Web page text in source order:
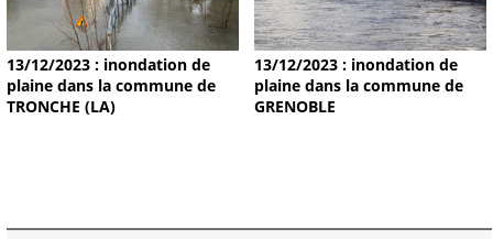
13/12/2023 : inondation de
plaine dans la commune de
TRONCHE (LA)
13/12/2023 : inondation de
plaine dans la commune de
GRENOBLE